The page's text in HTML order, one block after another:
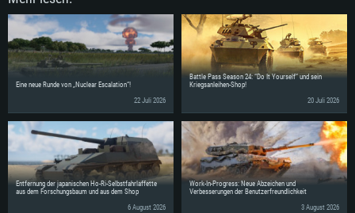
Eine neue Runde von „Nuclear Escalation“!
22 Juli 2026
Battle Pass Season 24: “Do It Yourself” und sein
Kriegsanleihen-Shop!
20 Juli 2026
Entfernung der japanischen Ho-Ri-Selbstfahrlaffette
aus dem Forschungsbaum und aus dem Shop
6 August 2026
Work-In-Progress: Neue Abzeichen und
Verbesserungen der Benutzerfreundlichkeit
3 August 2026